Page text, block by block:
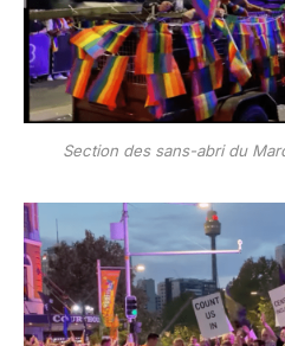
Section des sans-abri du